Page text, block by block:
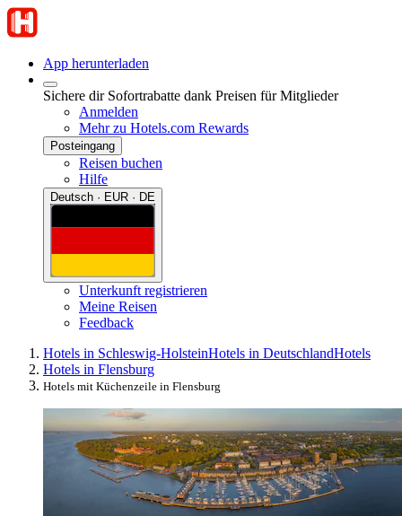
App herunterladen
Sichere dir Sofortrabatte dank Preisen für Mitglieder
Anmelden
Mehr zu Hotels.com Rewards
Posteingang
Reisen buchen
Hilfe
Deutsch · EUR · DE
Unterkunft registrieren
Meine Reisen
Feedback
Hotels in Schleswig-HolsteinHotels in DeutschlandHotels
Hotels in Flensburg
Hotels mit Küchenzeile in Flensburg